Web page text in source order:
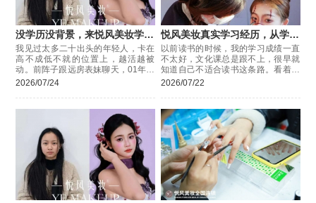
没学历没背景，来悦风美妆学一
门技术到底有多重要
我见过太多二十出头的年轻人，卡在
高不成低不就的位置上，越活越被
动。前阵子跟远房表妹聊天，01年的
姑娘，中专毕业出来三年，换了五六
2026/07/24
悦风美妆真实学习经历，从学渣
逆袭！
以前读书的时候，我的学习成绩一直
不太好，文化课总是跟不上，很早就
知道自己不适合读书这条路。看着身
边的人各有出路，我其实特别迷茫，
2026/07/22